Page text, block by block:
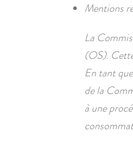
Mentions
La
(OS).
En tant
de la
à une